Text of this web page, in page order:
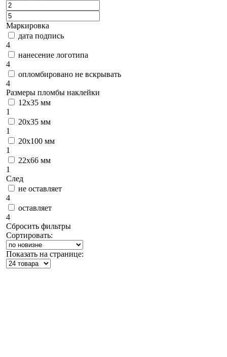
Маркировка
дата подпись
4
нанесение логотипа
4
опломбировано не вскрывать
4
Размеры пломбы наклейки
12х35 мм
1
20x35 мм
1
20х100 мм
1
22х66 мм
1
След
не оставляет
4
оставляет
4
Сбросить фильтры
Сортировать:
Показать на странице: